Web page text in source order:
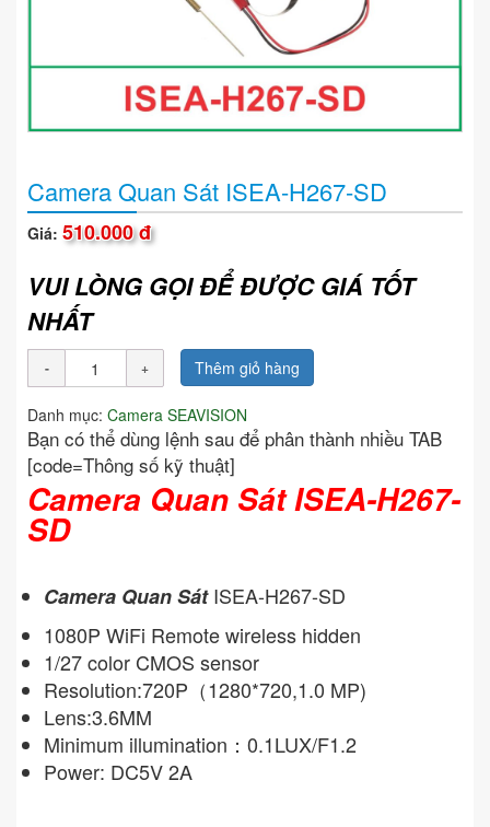
Camera Quan Sát ISEA-H267-SD
Giá: 510.000 đ
VUI LÒNG GỌI ĐỂ ĐƯỢC GIÁ TỐT
NHẤT
Thêm giỏ hàng
Danh mục: Camera SEAVISION
Bạn có thể dùng lệnh sau để phân thành nhiều TAB
[code=Thông số kỹ thuật]
Camera Quan Sát ISEA-H267-
SD
Camera Quan SátISEA-H267-SD
1080P WiFi Remote wireless hidden
1/27 color CMOS sensor
Resolution:720P（1280*720,1.0 MP)
Lens:3.6MM
Minimum illumination：0.1LUX/F1.2
Power: DC5V 2A